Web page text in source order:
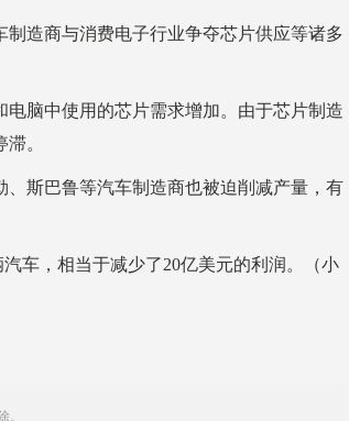
造商与消费电子行业争夺芯片供应等诸多
脑中使用的芯片需求增加。由于芯片制造
。
斯巴鲁等汽车制造商也被迫削减产量，有
车，相当于减少了20亿美元的利润。（小
。